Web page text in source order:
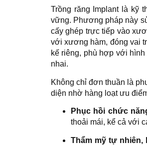
Trồng răng Implant là kỹ
vững. Phương pháp này
cấy ghép trực tiếp vào
với xương hàm, đóng vai
kế riêng, phù hợp với
nhai.
Không chỉ đơn thuần là
diện nhờ hàng loạt ưu
Phục hồi chức
thoải mái, kể cả với
Thẩm mỹ tự nhiên,